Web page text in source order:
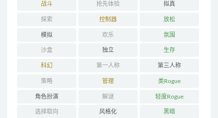
战斗 抢先体验 拟真
探索 控制器 放松
模拟 欢乐 氛围
沙盒 独立 生存
科幻 第一人称 第三人称
策略 管理 类Rogue
角色扮演 解谜 轻度Rogue
选择取向 风格化 黑暗